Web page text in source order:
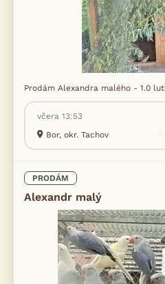
Prodám Alexandra malého - 1.0
včera 13:53
Bor, okr. Tachov
PRODÁM
Alexandr malý